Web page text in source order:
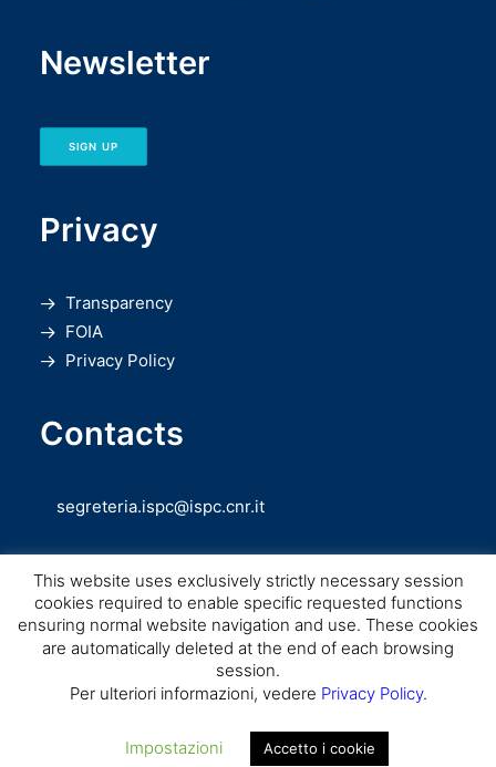
Newsletter
SIGN UP
Privacy
Transparency
FOIA
Privacy Policy
Contacts
segreteria.ispc@ispc.cnr.it
Consiglio Nazionale delle Ricerche
Scienze del Patrimonio Culturale – 2026
This website uses exclusively strictly necessary session
cookies required to enable specific requested functions
ensuring normal website navigation and use. These cookies
are automatically deleted at the end of each browsing
session.
Per ulteriori informazioni, vedere Privacy Policy.
Impostazioni Accetto i cookie